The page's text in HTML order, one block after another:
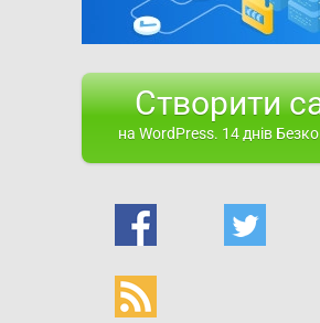
Створити
на WordPress. 14 днів